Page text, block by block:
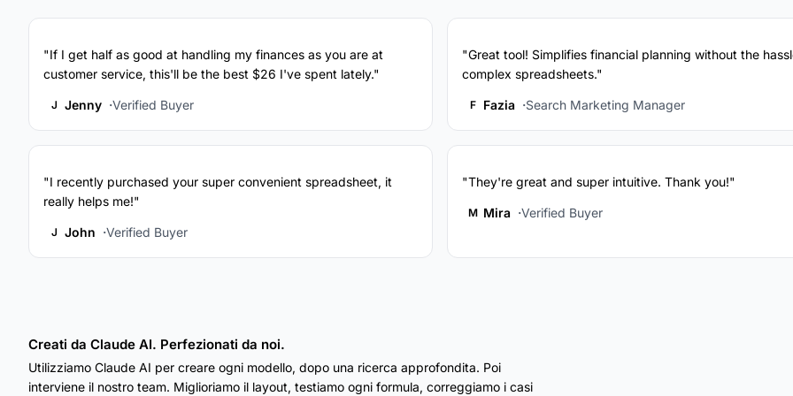
"If I get half as good at handling my finances as you are at
customer service, this'll be the best $26 I've spent lately."
J Jenny Verified Buyer
"Great tool! Simplifies financial planning without the
complex spreadsheets."
F Fazia Search Marketing Manager
"I recently purchased your super convenient spreadsheet, it
really helps me!"
J John Verified Buyer
"They're great and super intuitive. Thank you!"
M Mira Verified Buyer
Creati da Claude AI. Perfezionati da noi.
Utilizziamo Claude AI per creare ogni modello, dopo una ricerca approfondita. Poi
interviene il nostro team. Miglioriamo il layout, testiamo ogni formula, correggiamo i casi